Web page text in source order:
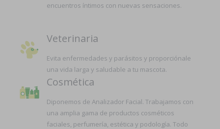
encuentros íntimos con nuevas sensaciones.
Veterinaria
Evita enfermedades y parásitos y proporciónale
una vida larga y saludable a tu mascota.
Cosmética
Diponemos de Analizador Facial. Trabajamos con
una amplia gama de productos cosméticos
faciales, perfumería, estética y podología. Todo